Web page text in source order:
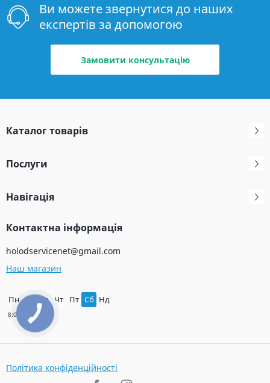
Ви можете звернутися до наших
експертів за допомогою
Замовити консультацію
Каталог товарів
Послуги
Навігація
Контактна інформація
holodservicenet@gmail.com
Наш магазин
Пн Вт Ср Чт Пт Сб Нд
Політика конфіденційності